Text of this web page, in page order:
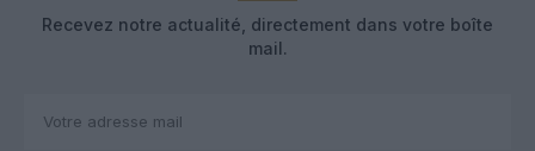
Recevez notre actualité, directement dans votre boîte
mail.